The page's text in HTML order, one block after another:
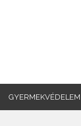
GYERMEKVÉDELEM